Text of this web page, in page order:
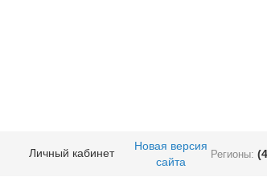
Личный кабинет
Новая версия
сайта
Регионы: